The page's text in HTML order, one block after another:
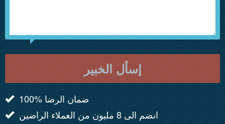
إسأل الخبير
100% ضمان الرضا
انضم الى 8 مليون من العملاء الراضين